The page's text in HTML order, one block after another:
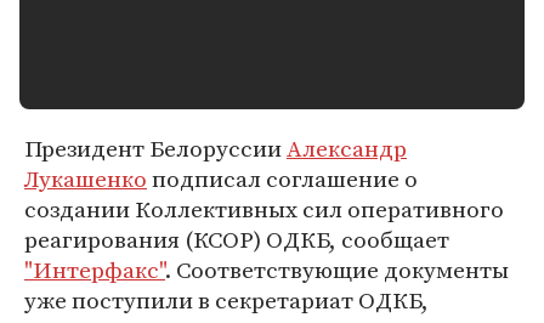
Президент БелоруссииАлександр
Лукашенкоподписал соглашение о
создании Коллективных сил оперативного
реагирования (КСОР) ОДКБ, сообщает
"Интерфакс". Соответствующие документы
уже поступили в секретариат ОДКБ,